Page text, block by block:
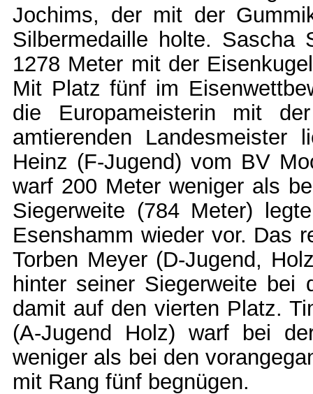
Jochims, der mit der
Silbermedaille holte. Sascha
1278 Meter mit der
Mit Platz fünf im
die Europameisterin mit
amtierenden
Heinz (F-Jugend) vom BV
warf 200 Meter weniger als
Siegerweite (784 Meter)
Esenshamm wieder vor. Das
Torben Meyer (D-Jugend,
hinter seiner Siegerweite bei
damit auf den vierten Platz.
(A-Jugend Holz) warf bei
weniger als bei den
mit Rang fünf begnügen.